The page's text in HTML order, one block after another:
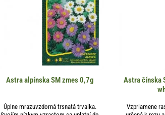
Astra alpínska SM zmes 0,7g
Úplne mrazuvzdorná trsnatá trvalka.
Astra čínska
Vzpriamene